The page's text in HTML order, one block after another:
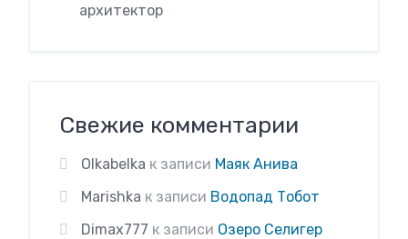
архитектор
Свежие комментарии
Olkabelka к записи Маяк Анива
Marishka к записи Водопад Тобот
Dimax777 к записи Озеро Селигер